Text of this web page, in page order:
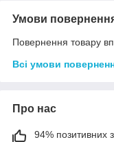
Умови
Повернення товару
Всі умови
Про нас
94% позитивних з